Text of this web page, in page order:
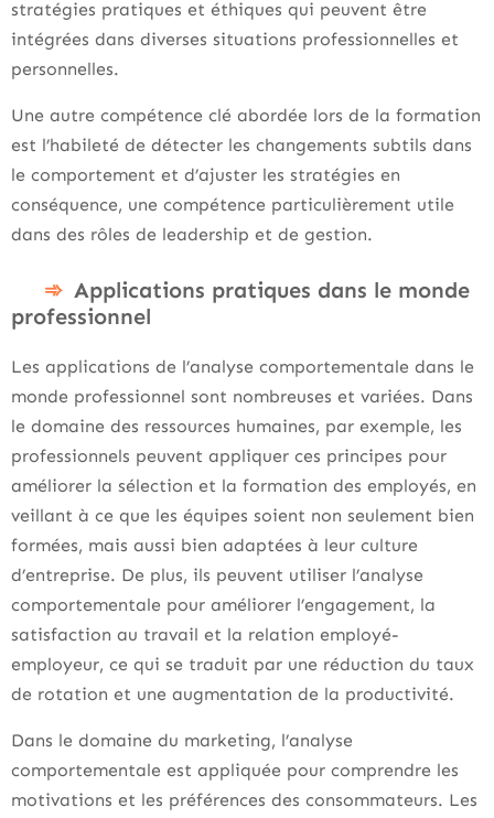
stratégies pratiques et éthiques qui peuvent être
intégrées dans diverses situations professionnelles et
personnelles.
Une autre compétence clé abordée lors de la formation
est l’habileté de détecter les changements subtils dans
le comportement et d’ajuster les stratégies en
conséquence, une compétence particulièrement utile
dans des rôles de leadership et de gestion.
Applications pratiques dans le monde
professionnel
Les applications de l’analyse comportementale dans le
monde professionnel sont nombreuses et variées. Dans
le domaine des ressources humaines, par exemple, les
professionnels peuvent appliquer ces principes pour
améliorer la sélection et la formation des employés, en
veillant à ce que les équipes soient non seulement bien
formées, mais aussi bien adaptées à leur culture
d’entreprise. De plus, ils peuvent utiliser l’analyse
comportementale pour améliorer l’engagement, la
satisfaction au travail et la relation employé-
employeur, ce qui se traduit par une réduction du taux
de rotation et une augmentation de la productivité.
Dans le domaine du marketing, l’analyse
comportementale est appliquée pour comprendre les
motivations et les préférences des consommateurs. Les